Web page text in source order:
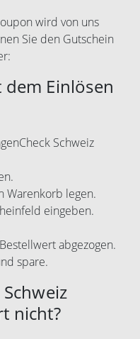
wird von uns
Sie den Gutschein
Einlösen
Schweiz
Warenkorb legen.
eingeben.
abgezogen.
spare.
nicht?